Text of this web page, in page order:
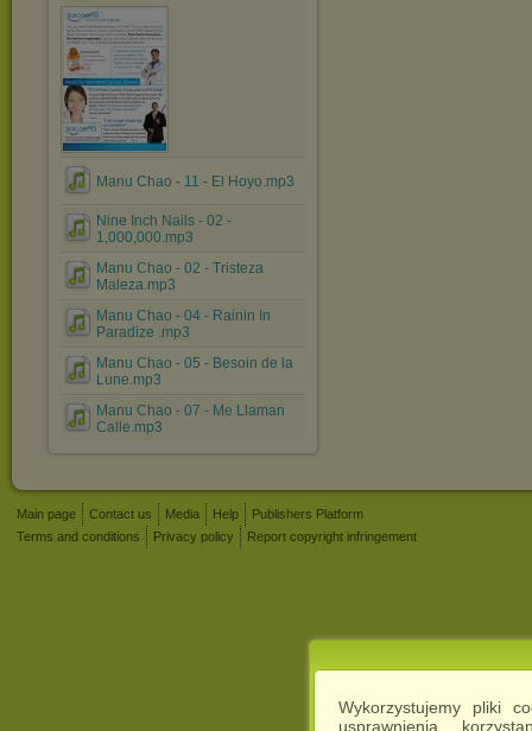
Wykorzystujemy pliki
usprawnienia
Manu Chao - 11 - El Hoyo.mp3
Nine Inch Nails - 02 -
1,000,000.mp3
Manu Chao - 02 - Tristeza
Maleza.mp3
Manu Chao - 04 - Rainin In
Paradize .mp3
Manu Chao - 05 - Besoin de la
Lune.mp3
Manu Chao - 07 - Me Llaman
Calle.mp3
Main page Contact us Media Help
Publishers Platform
Terms and conditions
Privacy policy Report copyright infringement